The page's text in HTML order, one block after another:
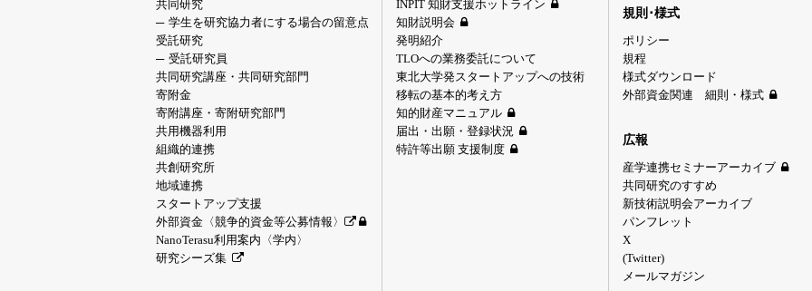
共同研究
学生を研究協力者にする場合の留意点
受託研究
受託研究員
共同研究講座・共同研究部門
寄附金
寄附講座・寄附研究部門
共用機器利用
組織的連携
共創研究所
地域連携
スタートアップ支援
外部資金〈競争的資金等公募情報〉
NanoTerasu利用案内〈学内〉
研究シーズ集
INPIT 知財支援ホットライン
知財説明会
発明紹介
TLOへの業務委託について
東北大学発スタートアップへの技術
移転の基本的考え方
知的財産マニュアル
届出・出願・登録状況
特許等出願 支援制度
規則･様式
ポリシー
規程
様式ダウンロード
外部資金関連 細則・様式
広報
産学連携セミナーアーカイブ
共同研究のすすめ
新技術説明会アーカイブ
パンフレット
X
(Twitter)
メールマガジン